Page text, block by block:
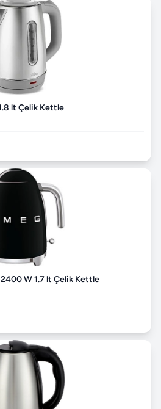
lt Çelik Kettle
W 1.7 lt Çelik Kettle